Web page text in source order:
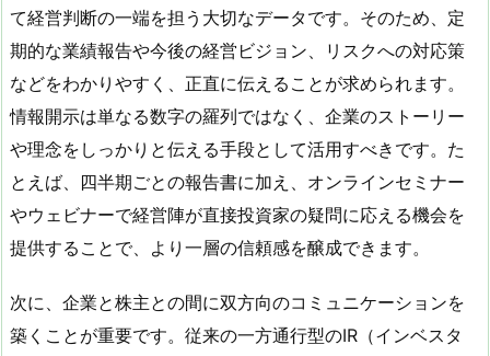
て経営判断の一端を担う大切なデータです。そのため、定
期的な業績報告や今後の経営ビジョン、リスクへの対応策
などをわかりやすく、正直に伝えることが求められます。
情報開示は単なる数字の羅列ではなく、企業のストーリー
や理念をしっかりと伝える手段として活用すべきです。た
とえば、四半期ごとの報告書に加え、オンラインセミナー
やウェビナーで経営陣が直接投資家の疑問に応える機会を
提供することで、より一層の信頼感を醸成できます。
次に、企業と株主との間に双方向のコミュニケーションを
築くことが重要です。従来の一方通行型のIR（インベスタ